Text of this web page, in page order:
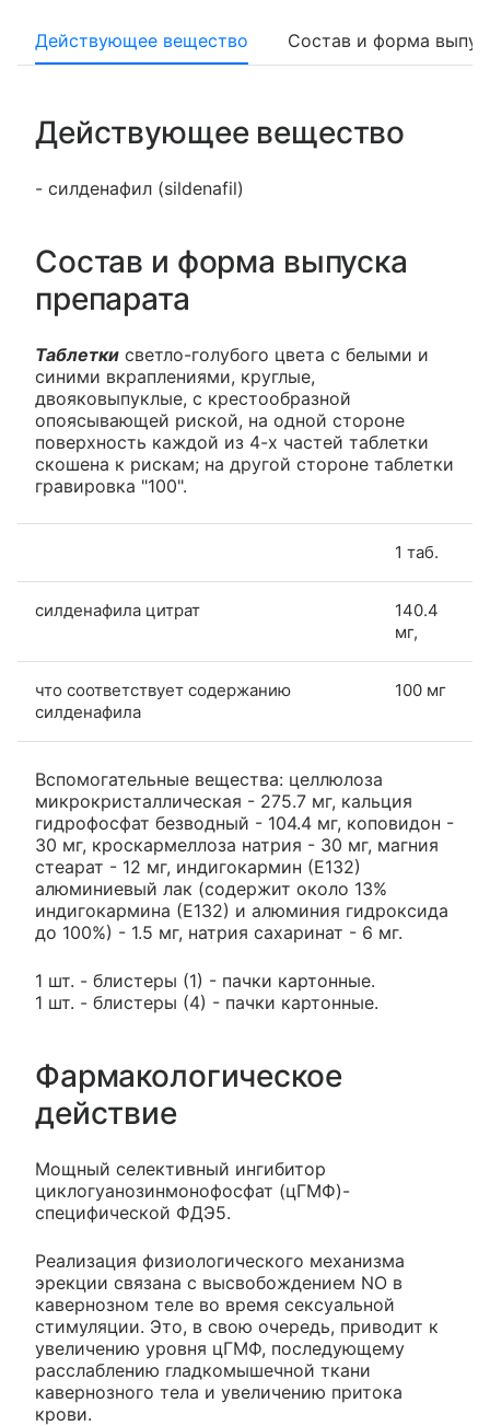
Действующее вещество Состав и форма
Действующее вещество
- силденафил (sildenafil)
Состав и форма выпуска
препарата
Таблетки светло-голубого цвета с белыми и
синими вкраплениями, круглые,
двояковыпуклые, с крестообразной
опоясывающей риской, на одной стороне
поверхность каждой из 4-х частей таблетки
скошена к рискам; на другой стороне таблетки
гравировка "100".
1 таб.
силденафила цитрат
140.4
мг,
что соответствует содержанию
силденафила
100 мг
Вспомогательные вещества: целлюлоза
микрокристаллическая - 275.7 мг, кальция
гидрофосфат безводный - 104.4 мг, коповидон -
30 мг, кроскармеллоза натрия - 30 мг, магния
стеарат - 12 мг, индигокармин (Е132)
алюминиевый лак (содержит около 13%
индигокармина (Е132) и алюминия гидроксида
до 100%) - 1.5 мг, натрия сахаринат - 6 мг.
1 шт. - блистеры (1) - пачки картонные.
1 шт. - блистеры (4) - пачки картонные.
Фармакологическое
действие
Мощный селективный ингибитор
циклогуанозинмонофосфат (цГМФ)-
специфической ФДЭ5.
Реализация физиологического механизма
эрекции связана с высвобождением NO в
кавернозном теле во время сексуальной
стимуляции. Это, в свою очередь, приводит к
увеличению уровня цГМФ, последующему
расслаблению гладкомышечной ткани
кавернозного тела и увеличению притока
крови.